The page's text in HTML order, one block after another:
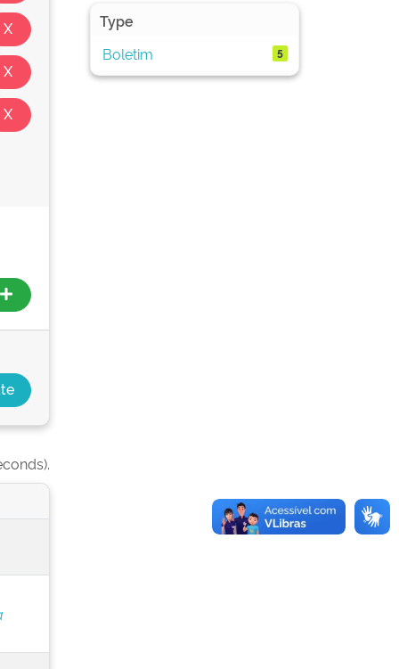
Type
Boletim
5